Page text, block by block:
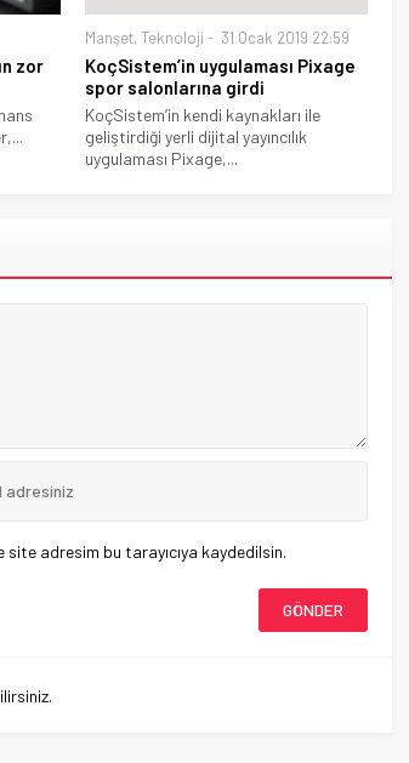
zor
Manşet, Teknoloji 31 Ocak 2019 22:59
KoçSistem’in uygulaması Pixage
spor salonlarına girdi
KoçSistem’in kendi kaynakları ile
geliştirdiği yerli dijital yayıncılık
uygulaması Pixage,...
site adresim bu tarayıcıya kaydedilsin.